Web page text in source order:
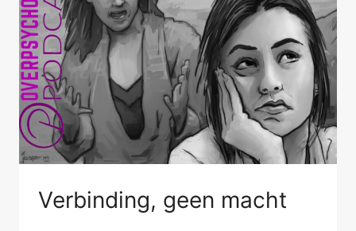
Verbinding, geen macht